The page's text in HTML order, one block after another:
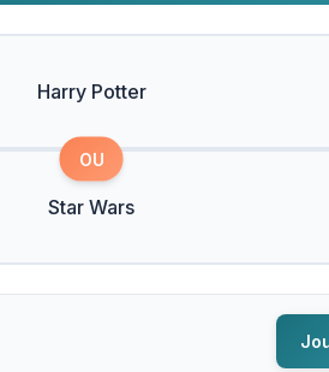
Harry Potter
OU
Star Wars